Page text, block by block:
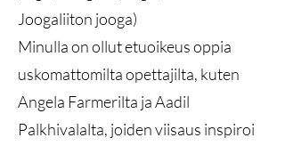
Joogaliiton jooga)
Minulla on ollut etuoikeus oppia
uskomattomilta opettajilta, kuten
Angela Farmerilta ja Aadil
Palkhivalalta, joiden viisaus inspiroi